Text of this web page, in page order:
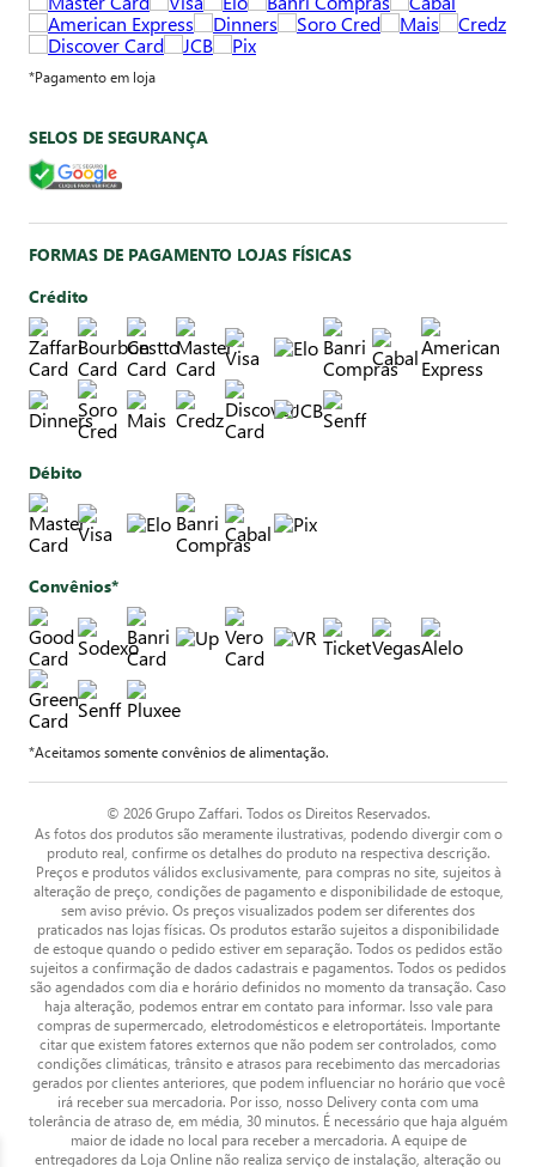
*Pagamento em loja
SELOS DE SEGURANÇA
FORMAS DE PAGAMENTO LOJAS FÍSICAS
Crédito
Débito
Convênios*
*Aceitamos somente convênios de alimentação.
© 2026 Grupo Zaffari. Todos os Direitos Reservados.
As fotos dos produtos são meramente ilustrativas, podendo divergir com o
produto real, confirme os detalhes do produto na respectiva descrição.
Preços e produtos válidos exclusivamente, para compras no site, sujeitos à
alteração de preço, condições de pagamento e disponibilidade de estoque,
sem aviso prévio. Os preços visualizados podem ser diferentes dos
praticados nas lojas físicas. Os produtos estarão sujeitos a disponibilidade
de estoque quando o pedido estiver em separação. Todos os pedidos estão
sujeitos a confirmação de dados cadastrais e pagamentos. Todos os pedidos
são agendados com dia e horário definidos no momento da transação. Caso
haja alteração, podemos entrar em contato para informar. Isso vale para
compras de supermercado, eletrodomésticos e eletroportáteis. Importante
citar que existem fatores externos que não podem ser controlados, como
condições climáticas, trânsito e atrasos para recebimento das mercadorias
gerados por clientes anteriores, que podem influenciar no horário que você
irá receber sua mercadoria. Por isso, nosso Delivery conta com uma
tolerância de atraso de, em média, 30 minutos. É necessário que haja alguém
maior de idade no local para receber a mercadoria. A equipe de
entregadores da Loja Online não realiza serviço de instalação, alteração ou